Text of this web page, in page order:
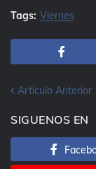
Tags: Viernes
Artículo Anterior
SIGUENOS EN